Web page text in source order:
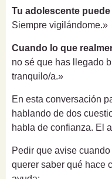
Tu adolescente
Siempre vigilándome.»
Cuando lo que
no sé que has llegado
tranquilo/a.»
En esta conversación
hablando de dos
habla de confianza. El
Pedir que avise
querer saber qué hace